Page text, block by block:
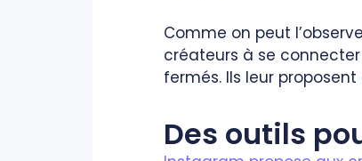
Comme on peut
créateurs à se
fermés. Ils leur
Des outils